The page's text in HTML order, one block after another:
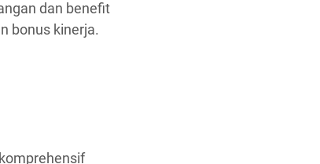
dan benefit
bonus kinerja.